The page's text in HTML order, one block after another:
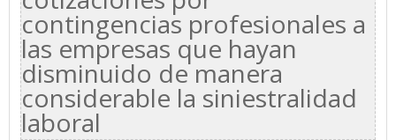
contingencias profesionales a
las empresas que hayan
disminuido de manera
considerable la siniestralidad
laboral